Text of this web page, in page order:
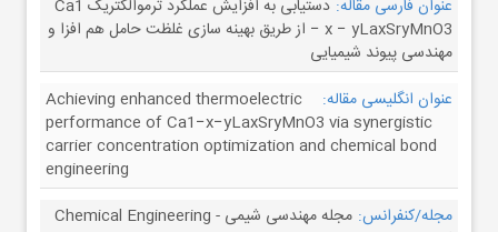
عنوان فارسی مقاله:
دستیابی به افزایش عملکرد ترموالکتریک Ca1
− x − yLaxSryMnO3 از طریق بهینه سازی غلظت حامل هم افزا و
مهندسی پیوند شیمیایی
عنوان انگلیسی مقاله:
Achieving enhanced thermoelectric
performance of Ca1−x−yLaxSryMnO3 via synergistic
carrier concentration optimization and chemical bond
engineering
مجله/کنفرانس:
مجله مهندسی شیمی - Chemical Engineering